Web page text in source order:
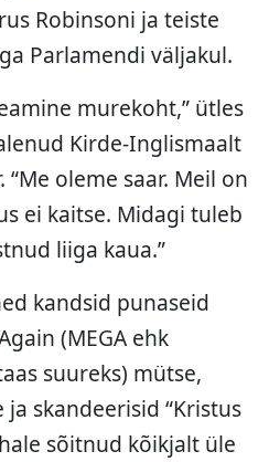
Robinsoni ja teiste
Parlamendi väljakul.
murekoht,” ütles
Kirde-Inglismaalt
oleme saar. Meil on
ei kaitse. Midagi tuleb
liiga kaua.”
kandsid punaseid
(MEGA ehk
suureks) mütse,
skandeerisid “Kristus
sõitnud kõikjalt üle